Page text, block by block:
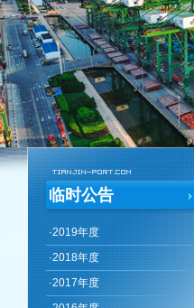
临时公告
·2019年度
·2018年度
·2017年度